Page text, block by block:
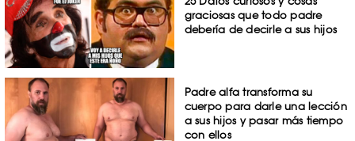
graciosas que todo padre
debería de decirle a sus hijos
Padre alfa transforma su
cuerpo para darle una lección
a sus hijos y pasar más tiempo
con ellos